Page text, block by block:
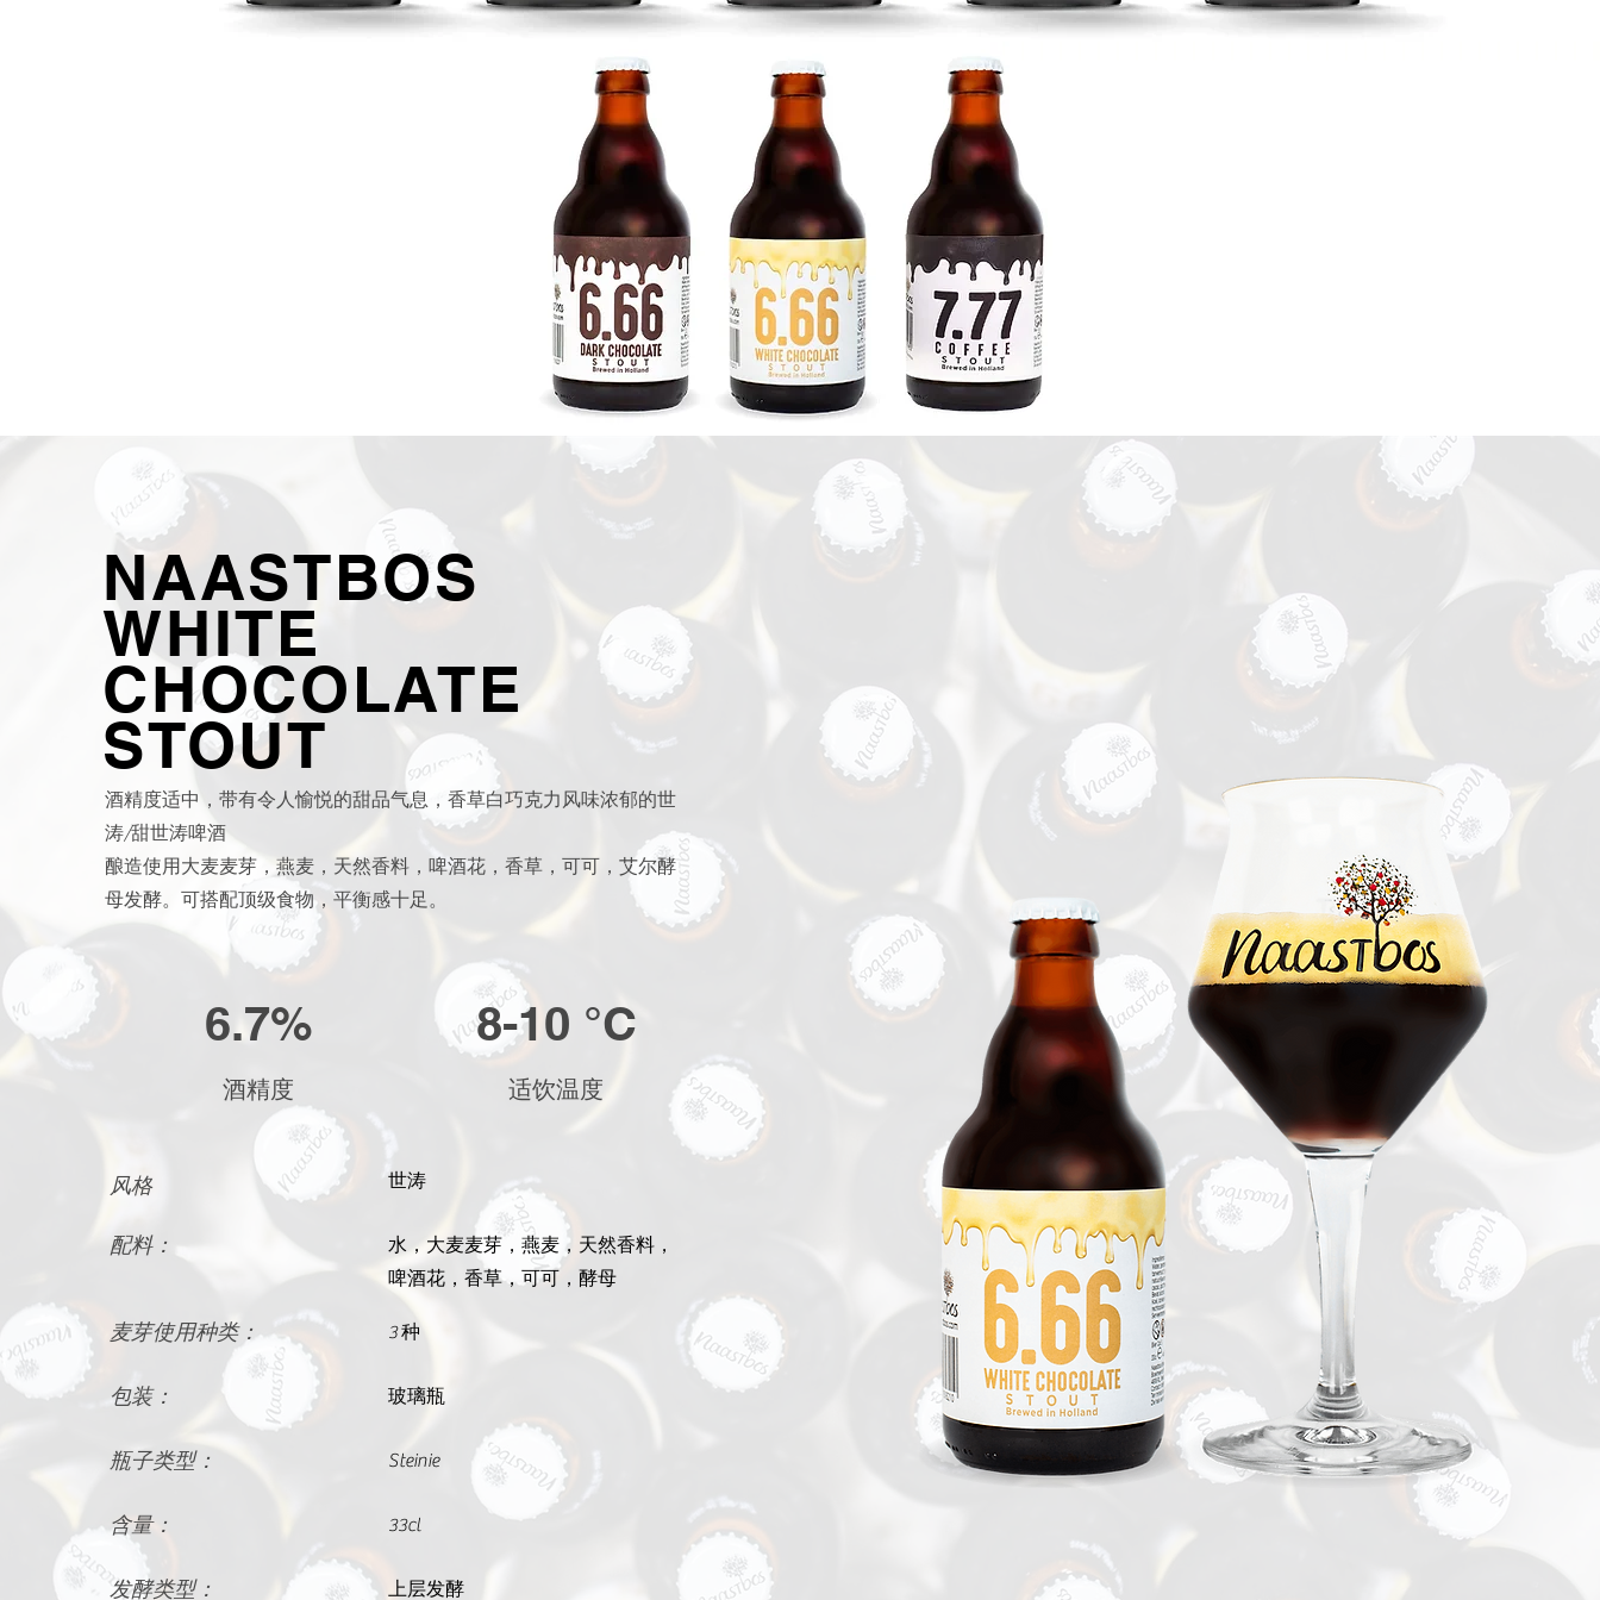
NAASTBOS
WHITE
CHOCOLATE
STOUT
酒精度适中，带有令人愉悦的甜品气息，香草白巧克力风味浓郁的世
涛/甜世涛啤酒
酿造使用大麦麦芽，燕麦，天然香料，啤酒花，香草，可可，艾尔酵
母发酵。可搭配顶级食物，平衡感十足。
6.7% 8-10 °C
酒精度 适饮温度
风格 世涛
配料：
水，大麦麦芽，燕麦，天然香料，
啤酒花，香草，可可，酵母
麦芽使用种类： 3 种
包装： 玻璃瓶
瓶子类型： Steinie
含量： 33cl
发酵类型： 上层发酵